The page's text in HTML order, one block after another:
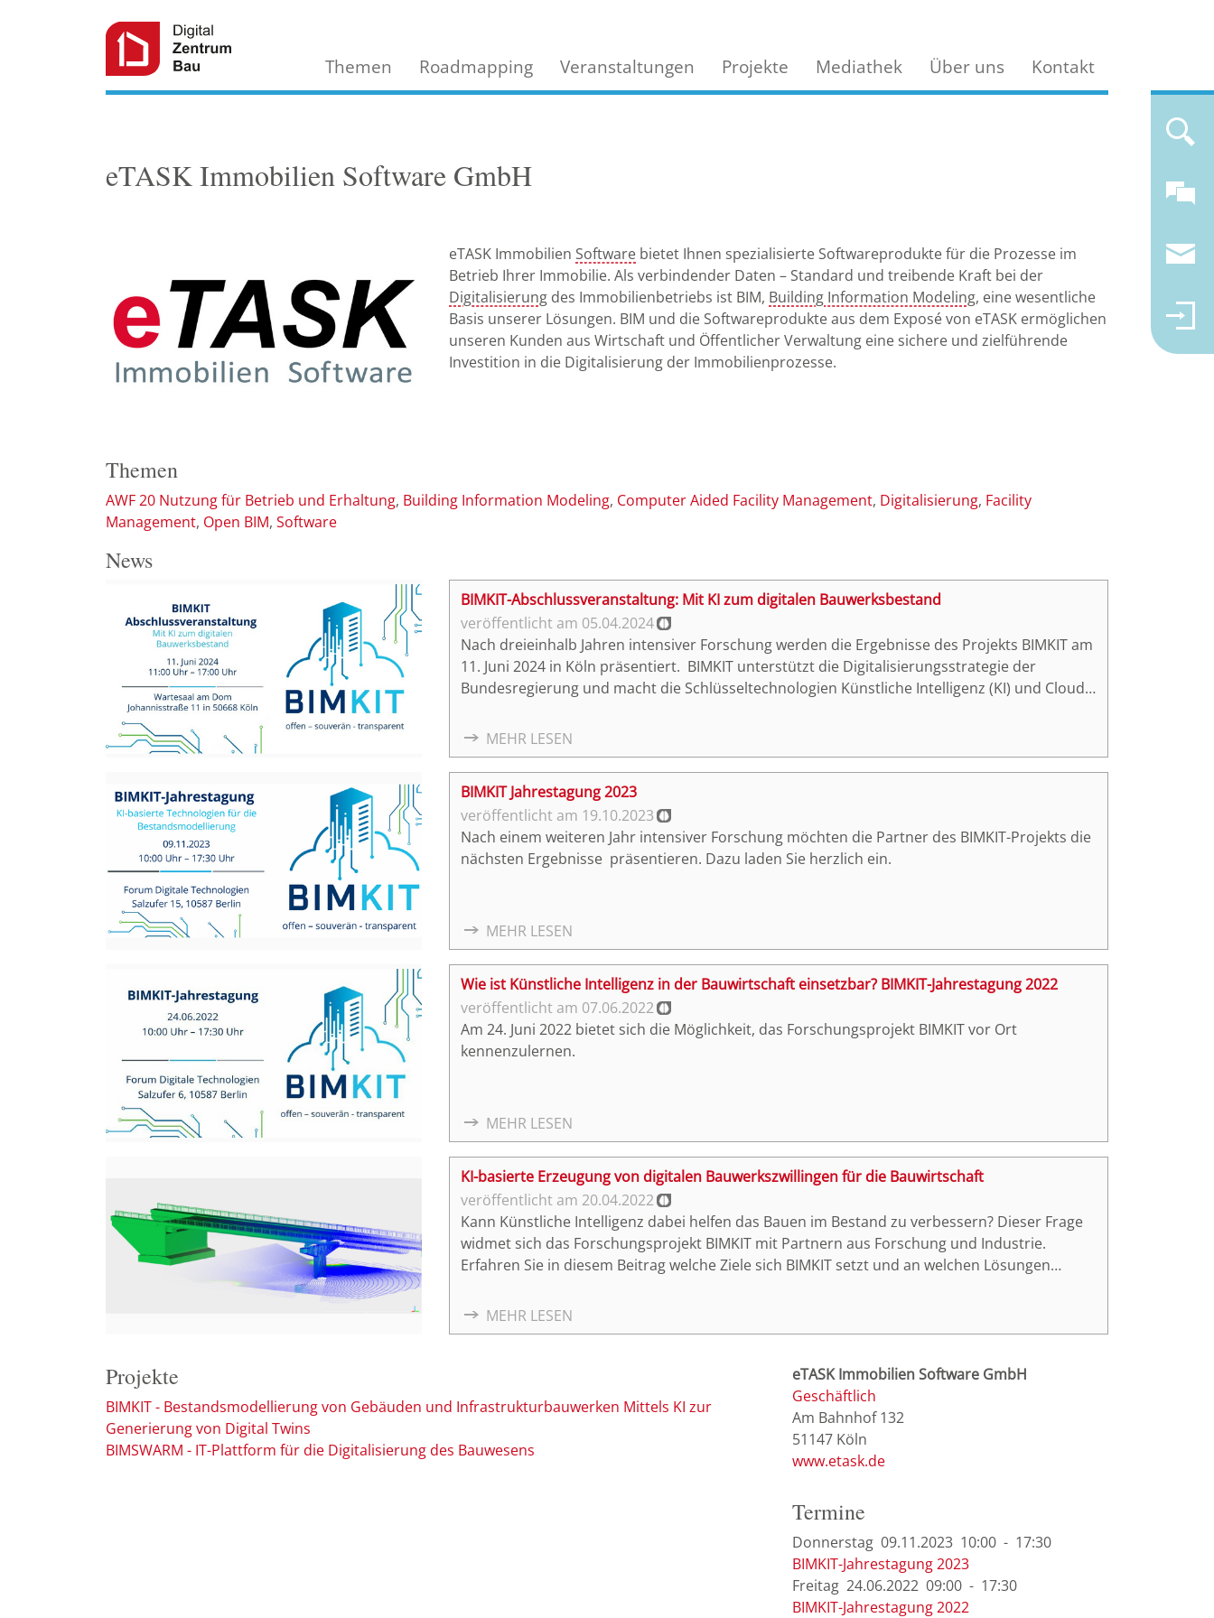
Themen Roadmapping Veranstaltungen Projekte Mediathek Über uns Kontakt
eTASK Immobilien Software GmbH
eTASK Immobilien Software bietet Ihnen spezialisierte Softwareprodukte für die Prozesse im
Betrieb Ihrer Immobilie. Als verbindender Daten – Standard und treibende Kraft bei der
Digitalisierung des Immobilienbetriebs ist BIM, Building Information Modeling, eine wesentliche
Basis unserer Lösungen. BIM und die Softwareprodukte aus dem Exposé von eTASK ermöglichen
unseren Kunden aus Wirtschaft und Öffentlicher Verwaltung eine sichere und zielführende
Investition in die Digitalisierung der Immobilienprozesse.
Themen
AWF 20 Nutzung für Betrieb und Erhaltung Building Information Modeling Computer Aided Facility Management Digitalisierung Facility
Management Open BIM Software
News
BIMKIT-Abschlussveranstaltung: Mit KI zum digitalen Bauwerksbestand
05.04.2024
Nach dreieinhalb Jahren intensiver Forschung werden die Ergebnisse des Projekts BIMKIT am
11. Juni 2024 in Köln präsentiert. BIMKIT unterstützt die Digitalisierungsstrategie der
Bundesregierung und macht die Schlüsseltechnologien Künstliche Intelligenz (KI) und Cloud-
MEHR LESEN
BIMKIT Jahrestagung 2023
19.10.2023
Nach einem weiteren Jahr intensiver Forschung möchten die Partner des BIMKIT-Projekts die
nächsten Ergebnisse präsentieren. Dazu laden Sie herzlich ein.
MEHR LESEN
Wie ist Künstliche Intelligenz in der Bauwirtschaft einsetzbar? BIMKIT-Jahrestagung 2022
07.06.2022
Am 24. Juni 2022 bietet sich die Möglichkeit, das Forschungsprojekt BIMKIT vor Ort
kennenzulernen.
MEHR LESEN
KI-basierte Erzeugung von digitalen Bauwerkszwillingen für die Bauwirtschaft
20.04.2022
Kann Künstliche Intelligenz dabei helfen das Bauen im Bestand zu verbessern? Dieser Frage
widmet sich das Forschungsprojekt BIMKIT mit Partnern aus Forschung und Industrie.
Erfahren Sie in diesem Beitrag welche Ziele sich BIMKIT setzt und an welchen Lösungen
MEHR LESEN
Projekte
BIMKIT - Bestandsmodellierung von Gebäuden und Infrastrukturbauwerken Mittels KI zur
Generierung von Digital Twins
BIMSWARM - IT-Plattform für die Digitalisierung des Bauwesens
eTASK Immobilien Software GmbH
Geschäftlich
Am Bahnhof 132
51147 Köln
www.etask.de
Termine
Donnerstag 09.11.2023 10:00 - 17:30
BIMKIT-Jahrestagung 2023
Freitag 24.06.2022 09:00 - 17:30
BIMKIT-Jahrestagung 2022